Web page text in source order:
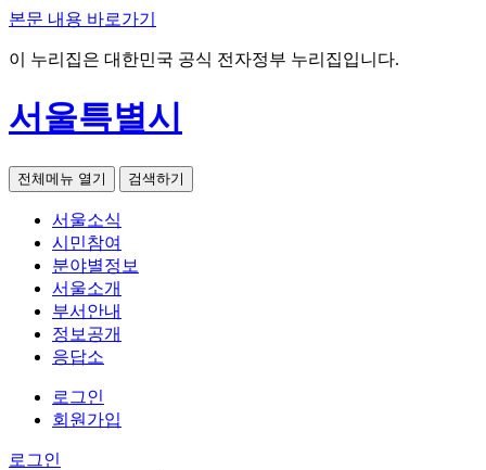
본문 내용 바로가기
이 누리집은 대한민국 공식 전자정부 누리집입니다.
서울특별시
전체메뉴 열기 검색하기
서울소식
시민참여
분야별정보
서울소개
부서안내
정보공개
응답소
로그인
회원가입
로그인